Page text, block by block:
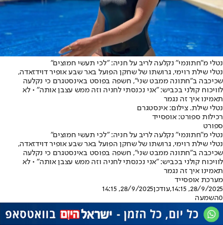
נטלי מ"חתונמי" נקלעה לריב על חניה: "לכי תעשי חמוצים"
נטלי שילת רוימי, גרושתו של שחקן הפועל באר שבע אופיר דוידזאדה,
שכיכבה ב"חתונה ממבט שני", חשפה בפוסט באינסטגרם כי נקלעה
לוויכוח קולני בכביש: "אני נכנסתי לחניה וזה ממש עצבן אותה" • לא
תאמינו איך זה נגמר
נטלי שילת. צילום: אינסטגרם
רכילות ספורט: אופסייד
ספורט
נטלי מ"חתונמי" נקלעה לריב על חניה: "לכי תעשי חמוצים"
נטלי שילת רוימי, גרושתו של שחקן הפועל באר שבע אופיר דוידזאדה,
שכיכבה ב"חתונה ממבט שני", חשפה בפוסט באינסטגרם כי נקלעה
לוויכוח קולני בכביש: "אני נכנסתי לחניה וזה ממש עצבן אותה" • לא
תאמינו איך זה נגמר
מערכת אופסייד
28/9/2025, 14:15
,עודכן28/9/2025, 14:15
0השמעה